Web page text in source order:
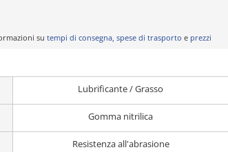
su tempi di consegna, spese di trasporto e prezzi
Lubrificante / Grasso
Gomma nitrilica
Resistenza all'abrasione